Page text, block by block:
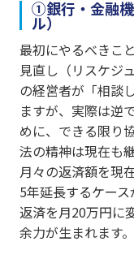
①銀行・金融
ル）
最初にやるべきこ
見直し（リスケジ
の経営者が「相談
ますが、実際は逆
めに、できる限り
法の精神は現在も
月々の返済額を現
5年延長するケー
返済を月20万円に
余力が生まれます。